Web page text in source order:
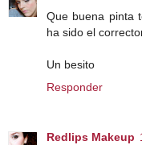
Que buena pinta
ha sido el
Un besito
Responder
Redlips Makeup